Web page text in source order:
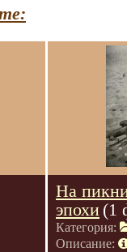
На
эпохи (1
Категория:
Описание: